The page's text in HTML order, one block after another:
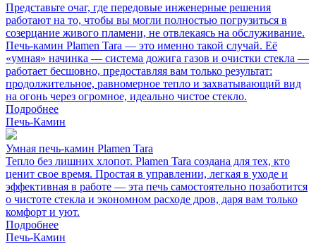
Представьте очаг, где передовые инженерные решения
работают на то, чтобы вы могли полностью погрузиться в
созерцание живого пламени, не отвлекаясь на обслуживание.
Печь-камин Plamen Tara — это именно такой случай. Её
«умная» начинка — система дожига газов и очистки стекла —
работает бесшовно, предоставляя вам только результат:
продолжительное, равномерное тепло и захватывающий вид
на огонь через огромное, идеально чистое стекло.
Подробнее
Печь-Камин
Умная печь-камин Plamen Tara
Тепло без лишних хлопот. Plamen Tara создана для тех, кто
ценит свое время. Простая в управлении, легкая в уходе и
эффективная в работе — эта печь самостоятельно позаботится
о чистоте стекла и экономном расходе дров, даря вам только
комфорт и уют.
Подробнее
Печь-Камин